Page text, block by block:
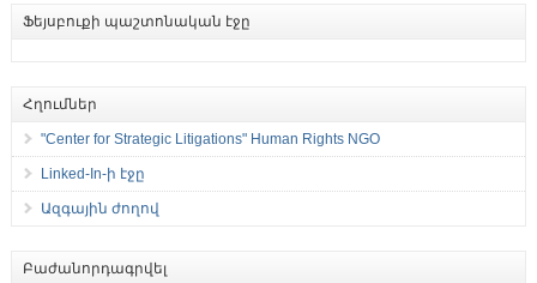
Ֆեյսբուքի պաշտոնական էջը
Հղումներ
"Center for Strategic Litigations" Human Rights NGO
Linked-In-ի էջը
Ազգային ժողով
Բաժանորդագրվել